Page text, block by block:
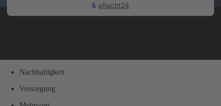
& eRecht24
Nachhaltigkeit
Versorgung